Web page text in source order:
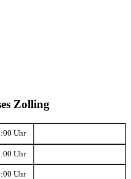
Zolling
Uhr
Uhr
Uhr